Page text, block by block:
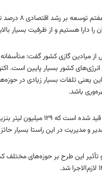
از میادین گازی کشور گفت:
این طرح بر حوزه‌های مختلف